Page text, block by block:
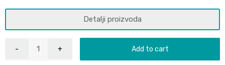
Detalji proizvoda
Add to cart